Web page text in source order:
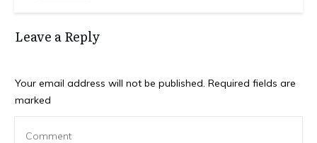
Leave a Reply
Your email address will not be published. Required fields are
marked